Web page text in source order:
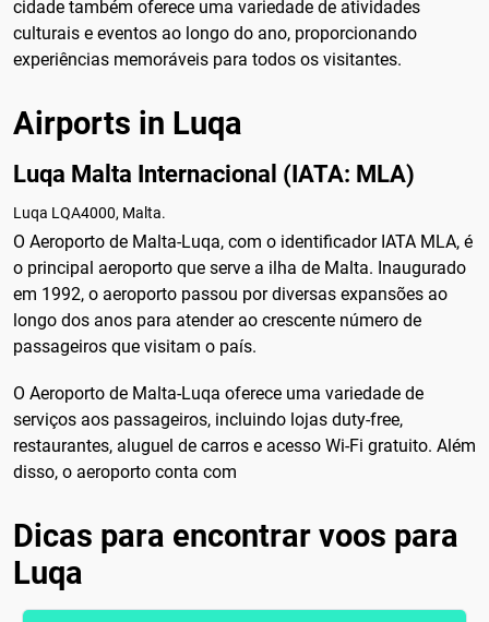
cidade também oferece uma variedade de atividades
culturais e eventos ao longo do ano, proporcionando
experiências memoráveis para todos os visitantes.
Airports in Luqa
Luqa Malta Internacional (IATA: MLA)
Luqa LQA4000, Malta.
O Aeroporto de Malta-Luqa, com o identificador IATA MLA, é
o principal aeroporto que serve a ilha de Malta. Inaugurado
em 1992, o aeroporto passou por diversas expansões ao
longo dos anos para atender ao crescente número de
passageiros que visitam o país.
O Aeroporto de Malta-Luqa oferece uma variedade de
serviços aos passageiros, incluindo lojas duty-free,
restaurantes, aluguel de carros e acesso Wi-Fi gratuito. Além
disso, o aeroporto conta com
Dicas para encontrar voos para
Luqa